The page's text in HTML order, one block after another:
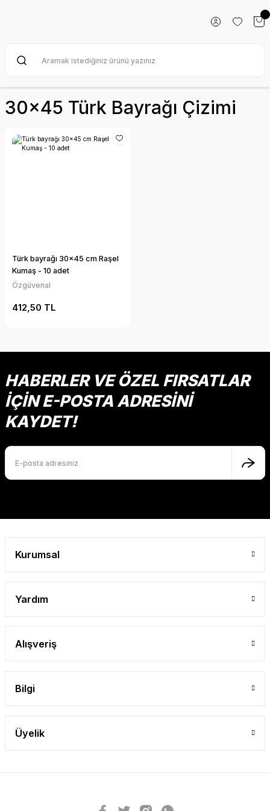
30x45 Türk Bayrağı Çizimi
Türk bayrağı 30x45 cm Raşel
Kumaş - 10 adet
Özgüvenal
412,50 TL
HABERLER VE ÖZEL FIRSATLAR
İÇİN E-POSTA ADRESİNİ
KAYDET!
Kurumsal
Yardım
Alışveriş
Bilgi
Üyelik